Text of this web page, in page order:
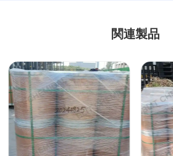
関連製品